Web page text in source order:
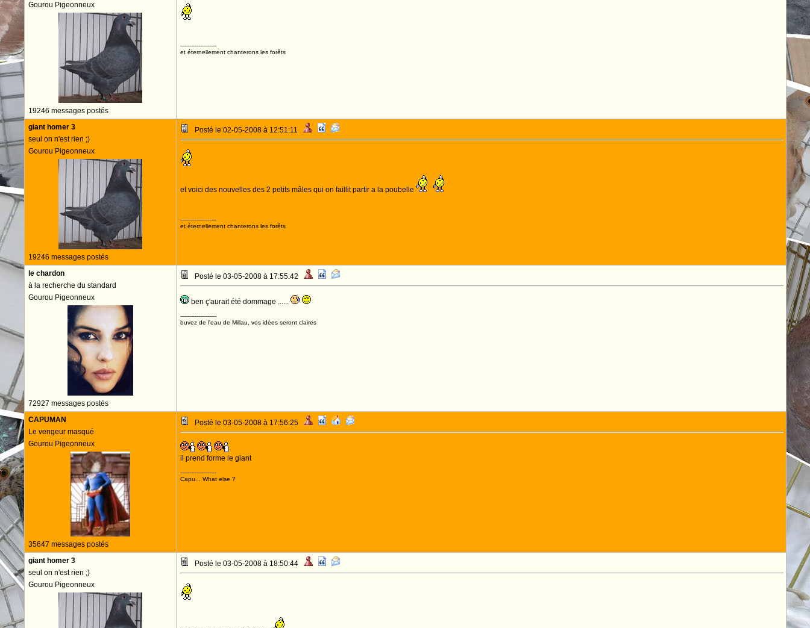
Gourou Pigeonneux
19246 messages postés
--------------------
et éternellement chanterons les forêts
giant homer 3
seul on n'est rien ;)
Gourou Pigeonneux
19246 messages postés
Posté le 02-05-2008 à 12:51:11
et voici des nouvelles des 2 petits mâles qui on faillit partir a la poubelle
--------------------
et éternellement chanterons les forêts
le chardon
à la recherche du standard
Gourou Pigeonneux
72927 messages postés
Posté le 03-05-2008 à 17:55:42
ben ç'aurait été dommage ......
--------------------
buvez de l'eau de Millau, vos idées seront claires
CAPUMAN
Le vengeur masqué
Gourou Pigeonneux
35647 messages postés
Posté le 03-05-2008 à 17:56:25
il prend forme le giant
--------------------
Capu... What else ?
giant homer 3
seul on n'est rien ;)
Gourou Pigeonneux
Posté le 03-05-2008 à 18:50:44